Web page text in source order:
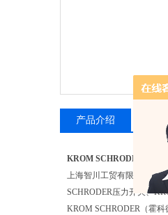
产品介绍 相
KROM SCHRODER电磁阀
上海智川工贸有限公司销售
SCHRODER压力开关、
KROM SCHRODER（霍